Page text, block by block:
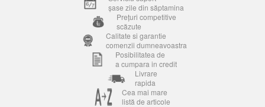
șase zile din săptamina
Prețuri competitive
scăzute
Calitate si garantie
comenzii dumneavoastra
Posibilitatea de
a cumpara in credit
Livrare
rapida
Cea mai mare
listă de articole